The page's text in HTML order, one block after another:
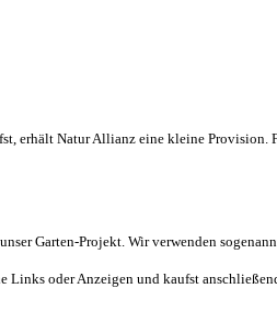
Natur Allianz eine kleine Provision.
Garten-Projekt. Wir verwenden
oder Anzeigen und kaufst